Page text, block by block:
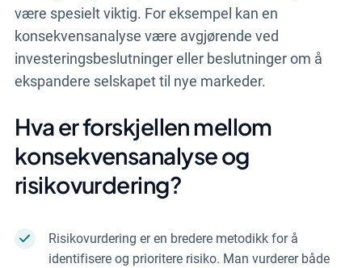
være spesielt viktig. For eksempel kan en
konsekvensanalyse være avgjørende ved
investeringsbeslutninger eller beslutninger om å
ekspandere selskapet til nye markeder.
Hva er forskjellen mellom
konsekvensanalyse og
risikovurdering?
Risikovurdering er en bredere metodikk for å
identifisere og prioritere risiko. Man vurderer både